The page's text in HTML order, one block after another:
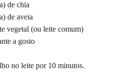
de chia
de aveia
vegetal (ou leite comum)
a gosto
no leite por 10 minutos.